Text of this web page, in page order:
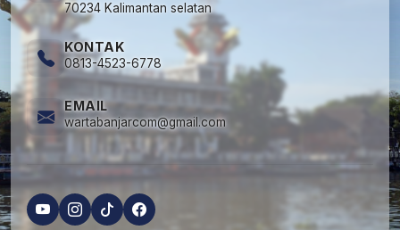
70234 Kalimantan selatan
KONTAK
0813-4523-6778
EMAIL
wartabanjarcom@gmail.com